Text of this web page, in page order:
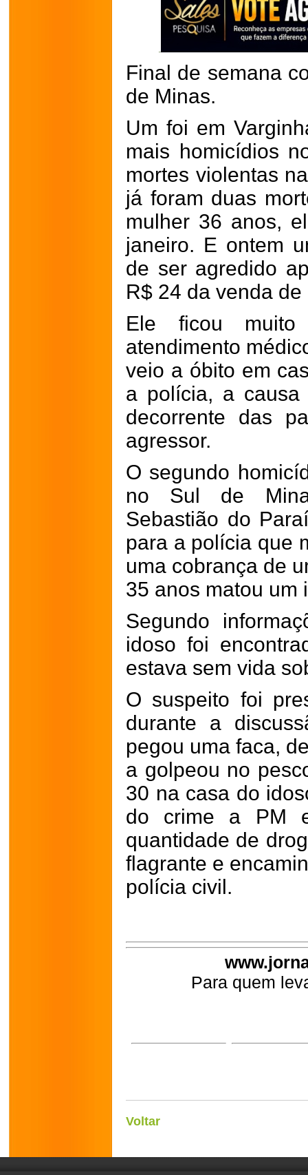
Final de semana
de Minas.
Um foi em
mais homicídios
mortes violentas
já foram duas
mulher 36 anos,
janeiro. E ontem
de ser agredido
R$ 24 da venda
Ele ficou
atendimento
veio a óbito em
a polícia, a causa
decorrente das
agressor.
O segundo
no Sul de
Sebastião do
para a polícia que
uma cobrança de
35 anos matou um
Segundo
idoso foi
estava sem vida
O suspeito foi
durante a
pegou uma faca,
a golpeou no
30 na casa do
do crime a PM
quantidade de
flagrante e
polícia civil.
Para quem
Voltar